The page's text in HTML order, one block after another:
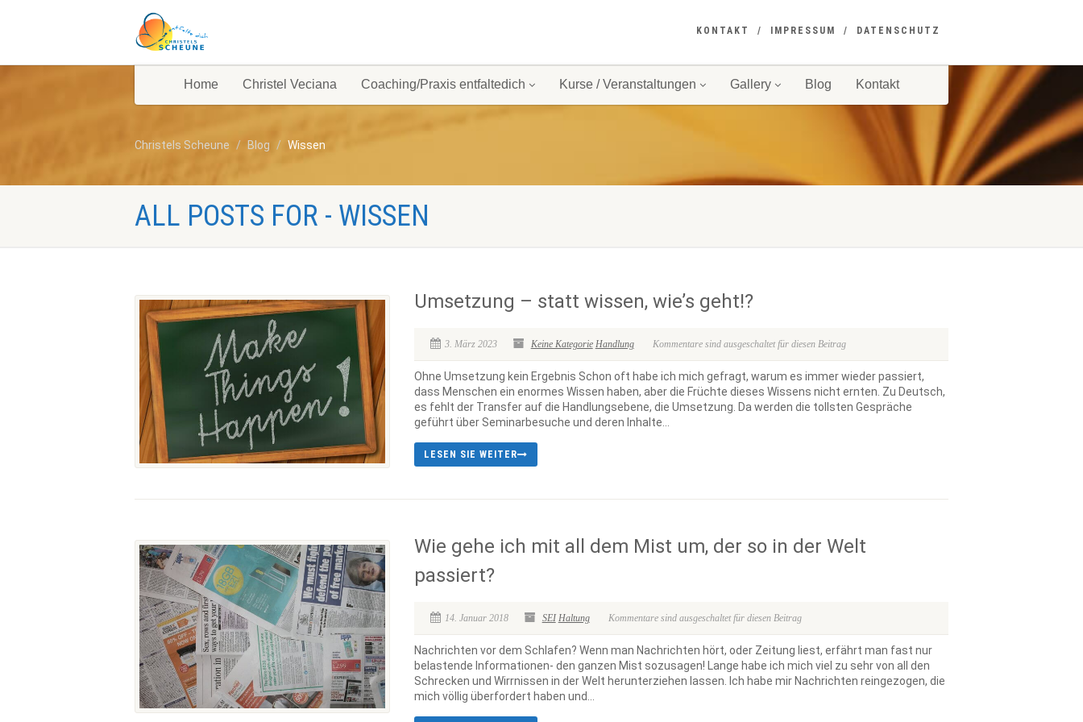
KONTAKT IMPRESSUM DATENSCHUTZ
Home Christel Veciana Coaching/Praxis entfaltedich Kurse / Veranstaltungen Gallery Blog Kontakt
Christels Scheune Blog Wissen
ALL POSTS FOR - WISSEN
Umsetzung – statt wissen, wie’s geht!?
3. März 2023 Keine Kategorie Handlung Kommentare sind ausgeschaltet für diesen Beitrag
Ohne Umsetzung kein Ergebnis Schon oft habe ich mich gefragt, warum es immer wieder passiert,
dass Menschen ein enormes Wissen haben, aber die Früchte dieses Wissens nicht ernten. Zu Deutsch,
es fehlt der Transfer auf die Handlungsebene, die Umsetzung. Da werden die tollsten Gespräche
geführt über Seminarbesuche und deren Inhalte...
LESEN SIE WEITER
Wie gehe ich mit all dem Mist um, der so in der Welt
passiert?
14. Januar 2018 SEI Haltung Kommentare sind ausgeschaltet für diesen Beitrag
Nachrichten vor dem Schlafen? Wenn man Nachrichten hört, oder Zeitung liest, erfährt man fast nur
belastende Informationen- den ganzen Mist sozusagen! Lange habe ich mich viel zu sehr von all den
Schrecken und Wirrnissen in der Welt herunterziehen lassen. Ich habe mir Nachrichten reingezogen, die
mich völlig überfordert haben und...